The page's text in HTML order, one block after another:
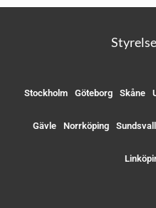
Stockholm Göteborg Skåne
Gävle Norrköping Sundsvall